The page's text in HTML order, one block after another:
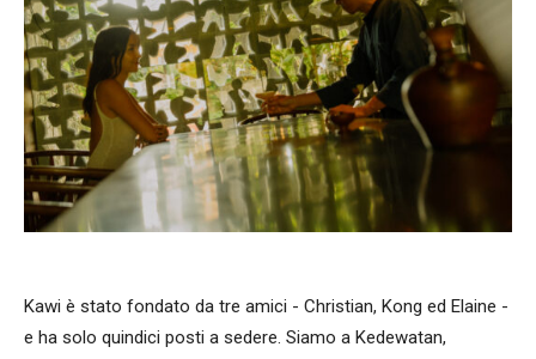
Kawi è stato fondato da tre amici - Christian, Kong ed Elaine -
e ha solo quindici posti a sedere. Siamo a Kedewatan,